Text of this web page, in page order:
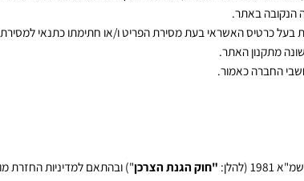
ולא ימצא פתרון הולם אחר, רשאית החברה לבטל את העסקה
בגובה החיוב, יודגש כי הלקוח לא יהיה זכאי לפיצוי כלשהו
באתר.
האשראי בעת מסירת הפריט ו/או חתימתו כתנאי למסירת